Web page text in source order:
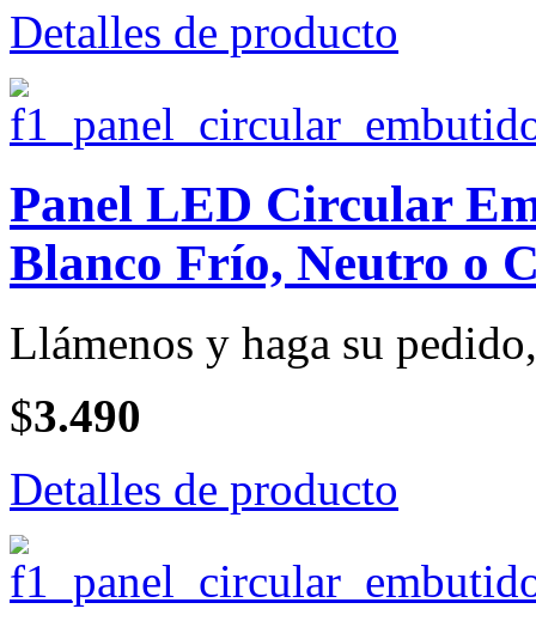
Detalles de producto
Panel LED Circular
Blanco Frío, Neutro o
Llámenos y haga su
$3.490
Detalles de producto